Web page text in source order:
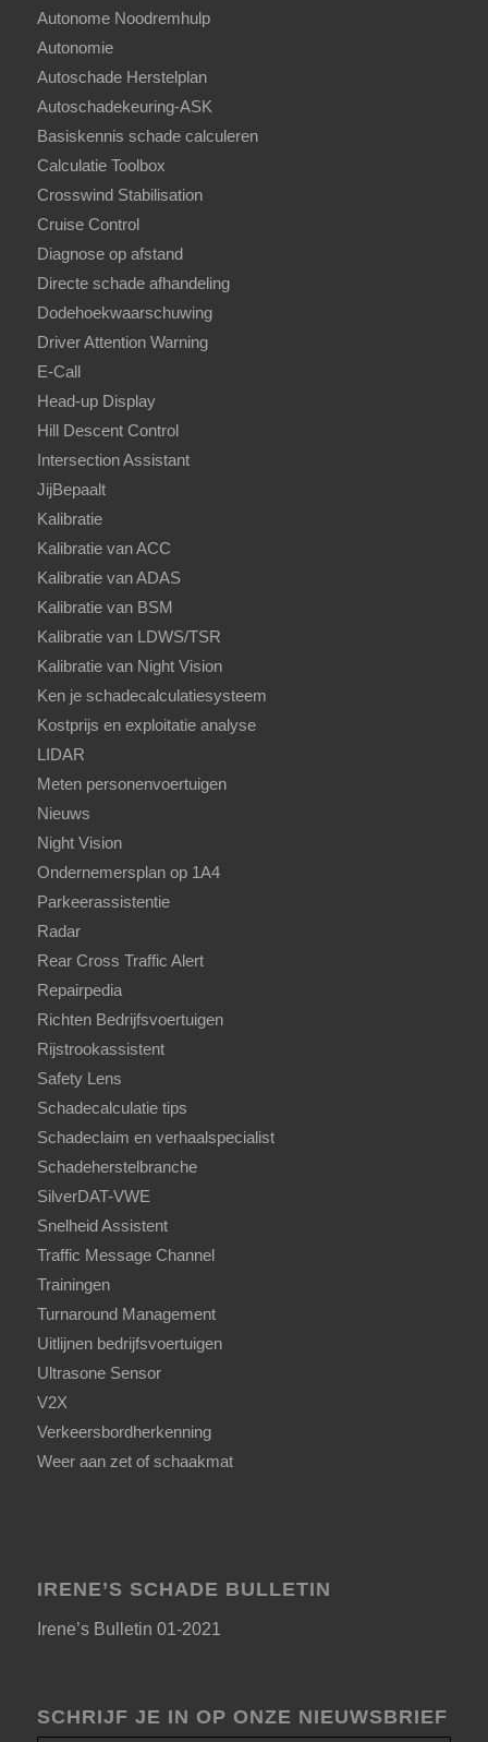
Autonome Noodremhulp
Autonomie
Autoschade Herstelplan
Autoschadekeuring-ASK
Basiskennis schade calculeren
Calculatie Toolbox
Crosswind Stabilisation
Cruise Control
Diagnose op afstand
Directe schade afhandeling
Dodehoekwaarschuwing
Driver Attention Warning
E-Call
Head-up Display
Hill Descent Control
Intersection Assistant
JijBepaalt
Kalibratie
Kalibratie van ACC
Kalibratie van ADAS
Kalibratie van BSM
Kalibratie van LDWS/TSR
Kalibratie van Night Vision
Ken je schadecalculatiesysteem
Kostprijs en exploitatie analyse
LIDAR
Meten personenvoertuigen
Nieuws
Night Vision
Ondernemersplan op 1A4
Parkeerassistentie
Radar
Rear Cross Traffic Alert
Repairpedia
Richten Bedrijfsvoertuigen
Rijstrookassistent
Safety Lens
Schadecalculatie tips
Schadeclaim en verhaalspecialist
Schadeherstelbranche
SilverDAT-VWE
Snelheid Assistent
Traffic Message Channel
Trainingen
Turnaround Management
Uitlijnen bedrijfsvoertuigen
Ultrasone Sensor
V2X
Verkeersbordherkenning
Weer aan zet of schaakmat
IRENE’S SCHADE BULLETIN
Irene’s Bulletin 01-2021
SCHRIJF JE IN OP ONZE NIEUWSBRIEF